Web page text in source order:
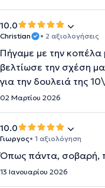
10.0
Christian • 2 αξιολογήσεις
Πήγαμε με την
βελτίωσε την σχέση
για την δουλειά της
02 Μαρτίου 2026
10.0
Γιωργος• 1 αξιολόγηση
Όπως πάντα, σοβαρή,
13 Ιανουαρίου 2026